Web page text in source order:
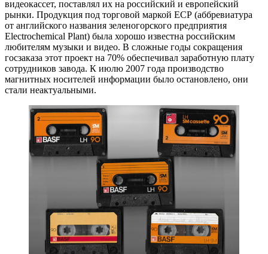
видеокассет, поставлял их на российский и европейский
рынки. Продукция под торговой маркой ЕСР (аббревиатура
от английского названия зеленогорского предприятия
Electrochemical Plant) была хорошо известна российским
любителям музыки и видео. В сложные годы сокращения
госзаказа этот проект на 70% обеспечивал заработную плату
сотрудников завода. К июлю 2007 года производство
магнитных носителей информации было остановлено, они
стали неактуальными.